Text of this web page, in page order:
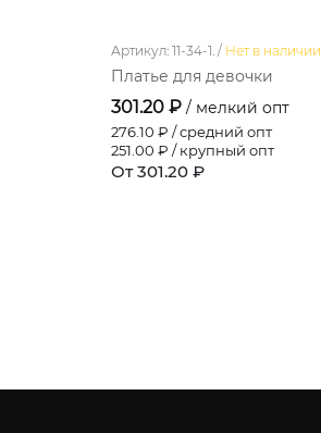
Артикул: 11-34-1. / Нет в наличии
Платье для девочки
301.20 ₽ / мелкий опт
276.10 ₽ / средний опт
251.00 ₽ / крупный опт
От 301.20 ₽